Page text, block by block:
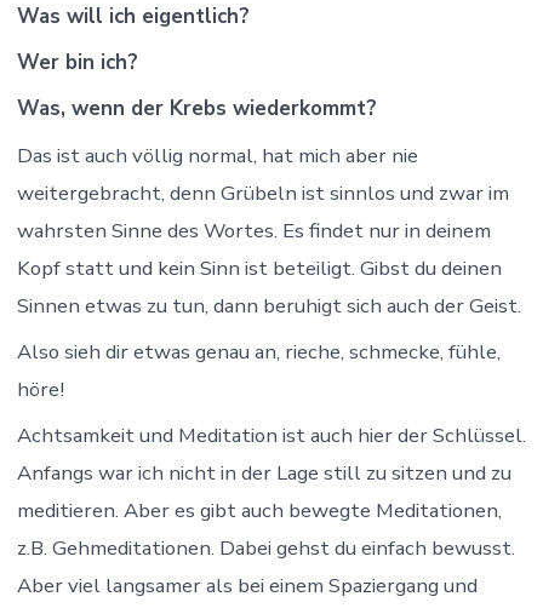
Was will ich eigentlich?
Wer bin ich?
Was, wenn der Krebs wiederkommt?
Das ist auch völlig normal, hat mich aber nie
weitergebracht, denn Grübeln ist sinnlos und zwar im
wahrsten Sinne des Wortes. Es findet nur in deinem
Kopf statt und kein Sinn ist beteiligt. Gibst du deinen
Sinnen etwas zu tun, dann beruhigt sich auch der Geist.
Also sieh dir etwas genau an, rieche, schmecke, fühle,
höre!
Achtsamkeit und Meditation ist auch hier der Schlüssel.
Anfangs war ich nicht in der Lage still zu sitzen und zu
meditieren. Aber es gibt auch bewegte Meditationen,
z.B. Gehmeditationen. Dabei gehst du einfach bewusst.
Aber viel langsamer als bei einem Spaziergang und